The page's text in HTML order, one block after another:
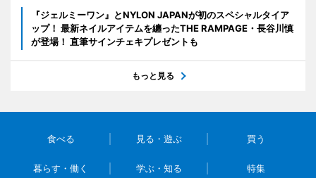
『ジェルミーワン』とNYLON JAPANが初のスペシャルタイア
ップ！ 最新ネイルアイテムを纏ったTHE RAMPAGE・長谷川慎
が登場！ 直筆サインチェキプレゼントも
もっと見る
食べる 見る・遊ぶ 買う
暮らす・働く 学ぶ・知る 特集